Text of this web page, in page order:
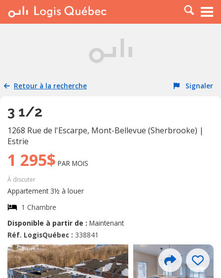
À LOUER
PLACER UNE ANNONCE
RESSOURCES
Retour à la recherche Signaler
3 1/2
1268 Rue de l'Escarpe, Mont-Bellevue (Sherbrooke) |
Estrie
1 295$ PAR MOIS
À discuter
Appartement 3½ à louer
1 Chambre
Disponible à partir de : Maintenant
Réf. LogisQuébec : 338841